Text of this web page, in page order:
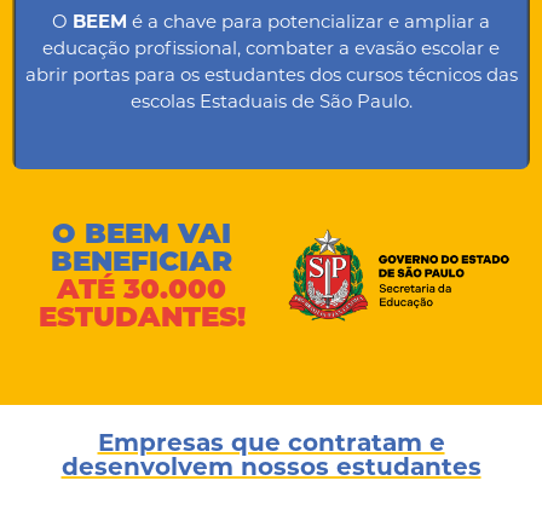
O BEEM é a chave para potencializar e ampliar a
educação profissional, combater a evasão escolar e
abrir portas para os estudantes dos cursos técnicos das
escolas Estaduais de São Paulo.
O BEEM VAI
BENEFICIAR
ATÉ 30.000
ESTUDANTES!
Empresas que contratam e
desenvolvem nossos estudantes